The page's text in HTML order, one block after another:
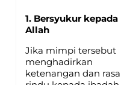
1. Bersyukur kepada
Allah
Jika mimpi tersebut
menghadirkan
ketenangan dan rasa